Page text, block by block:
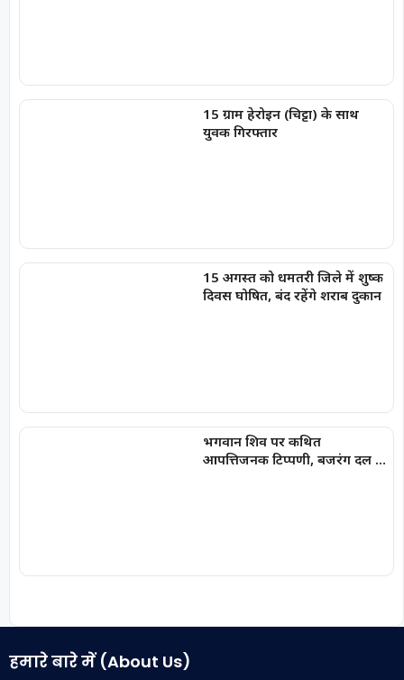
15 ग्राम हेरोइन (चिट्टा) के साथ
युवक गिरफ्तार
15 अगस्त को धमतरी जिले में शुष्क
दिवस घोषित, बंद रहेंगे शराब दुकान
भगवान शिव पर कथित
आपत्तिजनक टिप्पणी, बजरंग दल ने
हमारे बारे में (About Us)